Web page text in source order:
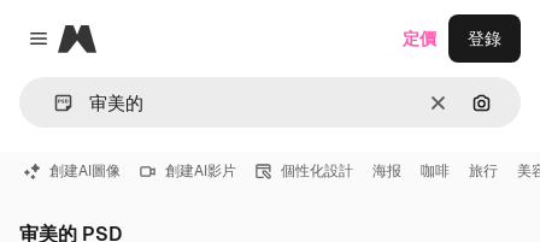
Close menu
Magnific
清除 通過圖
定價 登錄
創建AI圖像 創建AI影片 個性化設計 海报 咖啡 旅行 美
审美的 PSD